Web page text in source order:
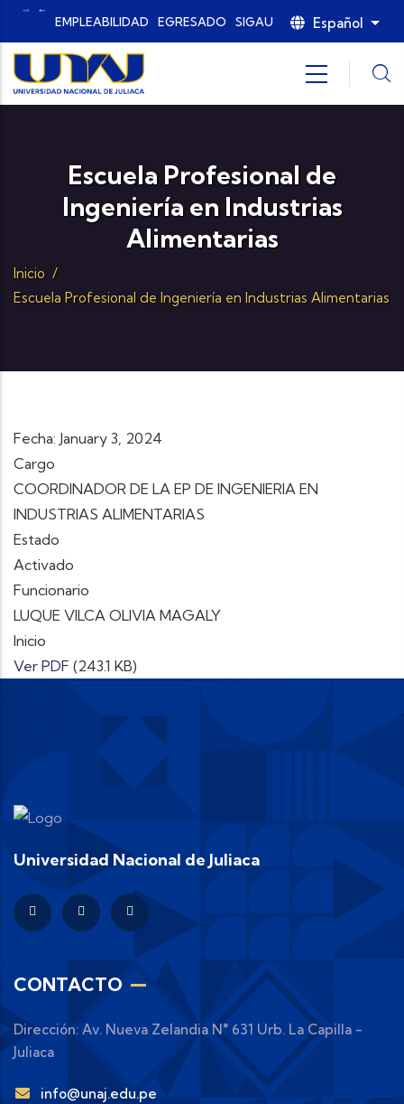
Pasar al contenido principal
EMPLEABILIDAD EGRESADO SIGAU Español
Escuela Profesional de
Ingeniería en Industrias
Alimentarias
Inicio /
Escuela Profesional de Ingeniería en Industrias Alimentarias
Fecha: January 3, 2024
Cargo
COORDINADOR DE LA EP DE INGENIERIA EN
INDUSTRIAS ALIMENTARIAS
Estado
Activado
Funcionario
LUQUE VILCA OLIVIA MAGALY
Inicio
Ver PDF (243.1 KB)
Universidad Nacional de Juliaca
CONTACTO
Dirección: Av. Nueva Zelandia N° 631 Urb. La Capilla -
Juliaca
info@unaj.edu.pe